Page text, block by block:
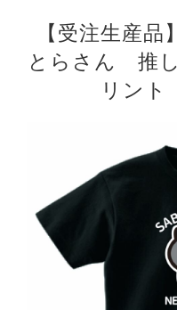
【受注生産
とらさん 推
リント